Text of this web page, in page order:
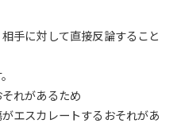
手に対して直接反論すること
れがあるため
エスカレートするおそれがあ